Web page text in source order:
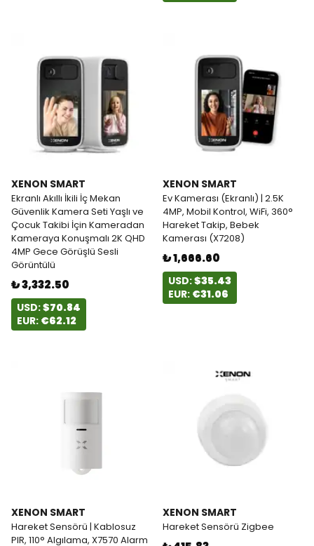
XENON SMART
Ekranlı Akıllı İkili İç Mekan
Güvenlik Kamera Seti Yaşlı ve
Çocuk Takibi İçin Kameradan
Kameraya Konuşmalı 2K QHD
4MP Gece Görüşlü Sesli
Görüntülü
₺ 3,332.50
USD:$70.84
EUR: €62.12
XENON SMART
Ev Kamerası (Ekranlı) | 2.5K
4MP, Mobil Kontrol, WiFi, 360°
Hareket Takip, Bebek
Kamerası (X7208)
₺ 1,666.60
USD:$35.43
EUR: €31.06
XENON SMART
Hareket Sensörü | Kablosuz
PIR, 110° Algılama, X7570 Alarm
XENON SMART
Hareket Sensörü Zigbee